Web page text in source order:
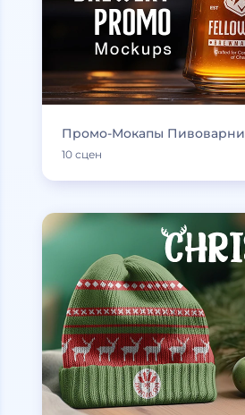
Промо-Мокапы Пивоварни
10 сцен